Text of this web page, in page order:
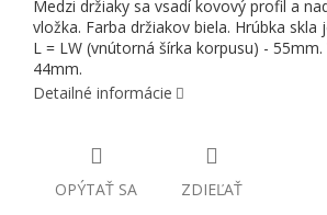
Medzi držiaky sa vsadí kovový profil a
vložka. Farba držiakov biela. Hrúbka skla
L = LW (vnútorná šírka korpusu) - 55mm.
44mm.
Detailné informácie
OPÝTAŤ SA ZDIEĽAŤ